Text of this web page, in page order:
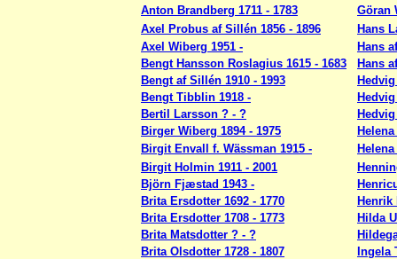
Anton Brandberg 1711 - 1783
Göran
Axel Probus af Sillén 1856 - 1896
Hans
Axel Wiberg 1951 -
Hans
Bengt Hansson Roslagius 1615 - 1683
Hans
Bengt af Sillén 1910 - 1993
Bengt Tibblin 1918 -
Bertil Larsson ? - ?
Birger Wiberg 1894 - 1975
Birgit Envall f. Wässman 1915 -
Birgit Holmin 1911 - 2001
Björn Fjæstad 1943 -
Brita Ersdotter 1692 - 1770
Henrik
Brita Ersdotter 1708 - 1773
Hilda
Brita Matsdotter ? - ?
Brita Olsdotter 1728 - 1807
Ingela